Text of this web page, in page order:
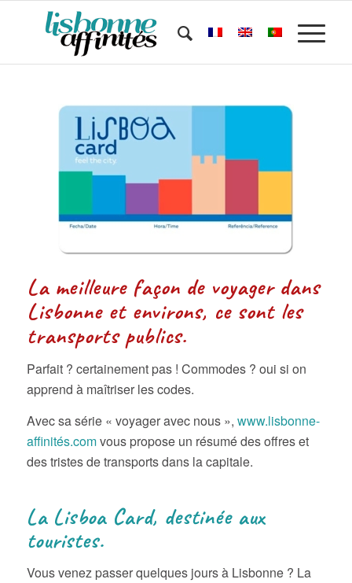
La meilleure façon de voyager dans
Lisbonne et environs, ce sont les
transports publics.
Parfait ? certainement pas ! Commodes ? oui si on
apprend à maîtriser les codes.
Avec sa série « voyager avec nous », www.lisbonne-
affinités.comvous propose un résumé des offres et
des tristes de transports dans la capitale.
La Lisboa Card, destinée aux
touristes.
Vous venez passer quelques jours à Lisbonne ? La